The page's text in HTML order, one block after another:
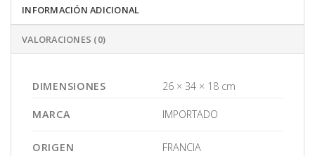
INFORMACIÓN ADICIONAL
VALORACIONES (0)
DIMENSIONES 26 × 34 × 18 cm
MARCA IMPORTADO
ORIGEN FRANCIA